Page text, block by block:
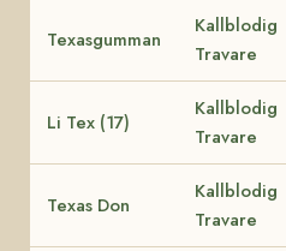
Texasgumman
Kallblodig
Travare
Li Tex (17)
Kallblodig
Travare
Texas Don
Kallblodig
Travare